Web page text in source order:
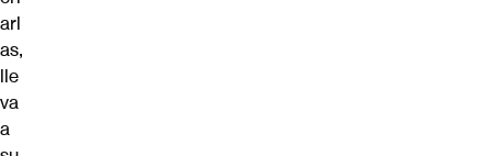
arl
as,
lle
va
a